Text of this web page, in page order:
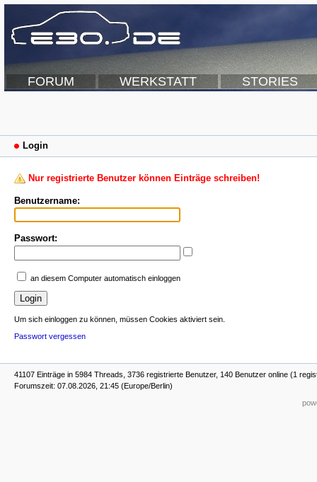
FORUM WERKSTATT STORIES
Login
Nur registrierte Benutzer können Einträge schreiben!
Benutzername:
Passwort:
an diesem Computer automatisch einloggen
Um sich einloggen zu können, müssen Cookies aktiviert sein.
Passwort vergessen
41107 Einträge in 5984 Threads, 3736 registrierte Benutzer, 140 Benutzer online (1
Forumszeit: 07.08.2026, 21:45 (Europe/Berlin)